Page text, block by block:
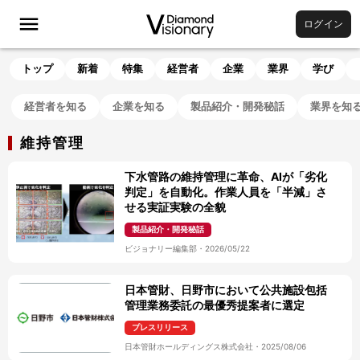
ログイン
トップ 新着 特集 経営者 企業 業界 学び
経営者を知る 企業を知る 製品紹介・開発秘話 業界を知
維持管理
下水管路の維持管理に革命、AIが「劣化
判定」を自動化。作業人員を「半減」さ
せる実証実験の全貌
製品紹介・開発秘話
ビジョナリー編集部・ 2026/05/22
日本管財、日野市において公共施設包括
管理業務委託の最優秀提案者に選定
プレスリリース
日本管財ホールディングス株式会社 ・ 2025/08/06